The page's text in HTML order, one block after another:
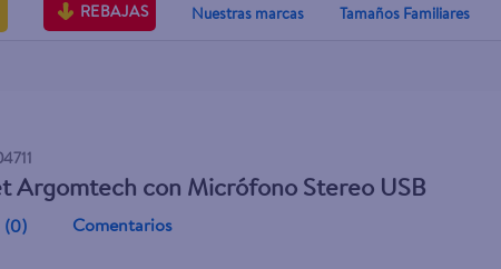
REBAJAS Nuestras marcas Tamaños Familiares
Argomtech con Micrófono Stereo USB
(0) Comentarios